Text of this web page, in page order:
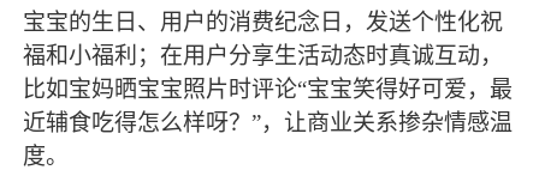
宝宝的生日、用户的消费纪念日，发送个性化祝
福和小福利；在用户分享生活动态时真诚互动，
比如宝妈晒宝宝照片时评论“宝宝笑得好可爱， 最
近辅食吃得怎么样呀？”，让商业关系掺杂情感温
度。